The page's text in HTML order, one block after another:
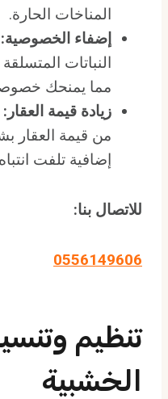
المناخات الحارة.
إضفاء الخصوصية:
النباتات
مما يمنحك
زيادة قيمة العقار:
من قيمة العقار
إضافية تلفت
للاتصال بنا:
0556149606
تنظيم
الخشبية